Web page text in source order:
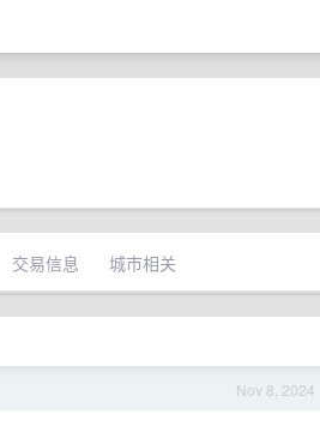
交易信息 城市相关
Nov 8, 2024